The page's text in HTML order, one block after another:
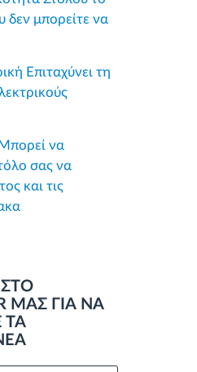
δεν μπορείτε να
Επιταχύνει τη
να
σας να
και τις
ΣΤΟ
ΜΑΣ ΓΙΑ ΝΑ
ΤΑ